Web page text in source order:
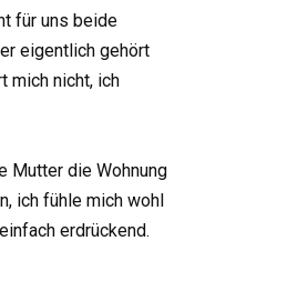
für uns beide
eigentlich gehört
mich nicht, ich
Mutter die Wohnung
ich fühle mich wohl
erdrückend.